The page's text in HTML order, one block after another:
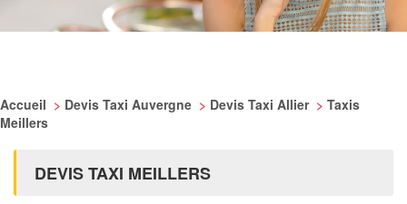
Accueil > Devis Taxi Auvergne > Devis Taxi Allier > Taxis
Meillers
DEVIS TAXI MEILLERS